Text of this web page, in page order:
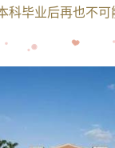
科毕业后再也不可